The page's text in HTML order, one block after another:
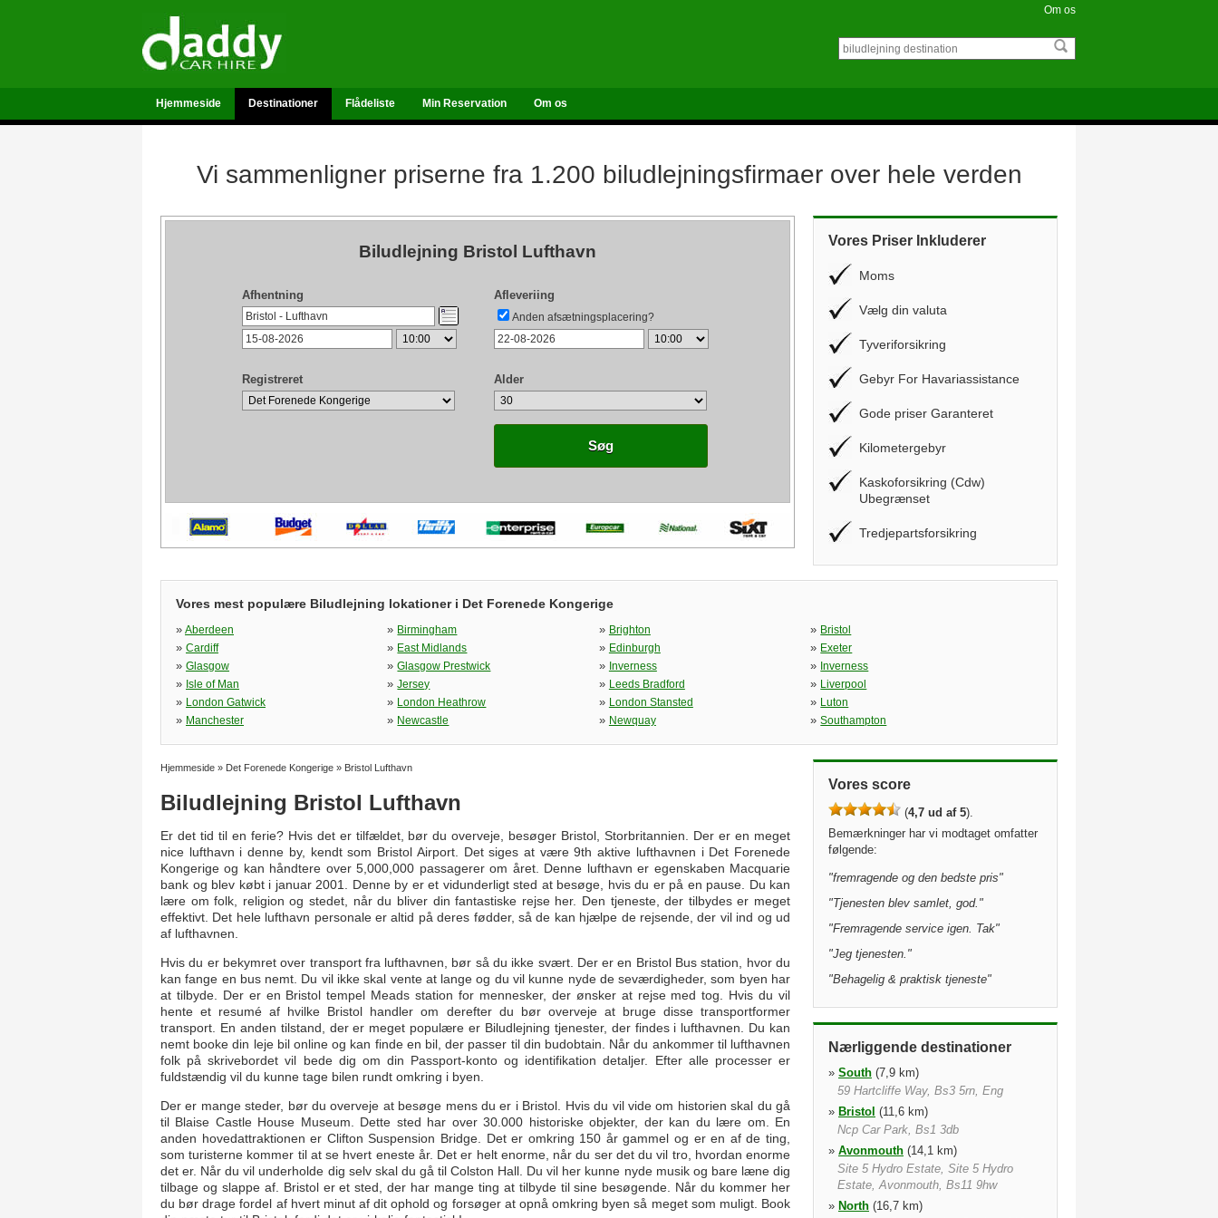
Om os
Hjemmeside Destinationer Flådeliste Min Reservation Om os
Vi sammenligner priserne fra 1.200 biludlejningsfirmaer over hele verden
Biludlejning Bristol Lufthavn
Afhentning Afleveriing
Anden afsætningsplacering?
Registreret Alder
Søg
Vores Priser Inkluderer
Moms
Vælg din valuta
Tyveriforsikring
Gebyr For Havariassistance
Gode priser Garanteret
Kilometergebyr
Kaskoforsikring (Cdw)
Ubegrænset
Tredjepartsforsikring
Vores mest populære Biludlejning lokationer i Det Forenede Kongerige
» Aberdeen » Birmingham » Brighton » Bristol
» Cardiff » East Midlands » Edinburgh » Exeter
» Glasgow »Glasgow Prestwick » Inverness » Inverness
» Isle of Man »Jersey » Leeds Bradford » Liverpool
» London Gatwick » London Heathrow » London Stansted » Luton
» Manchester » Newcastle » Newquay »Southampton
Hjemmeside » Det Forenede Kongerige » Bristol Lufthavn
Biludlejning Bristol Lufthavn
Er det tid til en ferie? Hvis det er tilfældet, bør du overveje, besøger Bristol, Storbritannien. Der er en meget
nice lufthavn i denne by, kendt som Bristol Airport. Det siges at være 9th aktive lufthavnen i Det Forenede
Kongerige og kan håndtere over 5,000,000 passagerer om året. Denne lufthavn er egenskaben Macquarie
bank og blev købt i januar 2001. Denne by er et vidunderligt sted at besøge, hvis du er på en pause. Du kan
lære om folk, religion og stedet, når du bliver din fantastiske rejse her. Den tjeneste, der tilbydes er meget
effektivt. Det hele lufthavn personale er altid på deres fødder, så de kan hjælpe de rejsende, der vil ind og ud
af lufthavnen.
Hvis du er bekymret over transport fra lufthavnen, bør så du ikke svært. Der er en Bristol Bus station, hvor du
kan fange en bus nemt. Du vil ikke skal vente at lange og du vil kunne nyde de seværdigheder, som byen har
at tilbyde. Der er en Bristol tempel Meads station for mennesker, der ønsker at rejse med tog. Hvis du vil
hente et resumé af hvilke Bristol handler om derefter du bør overveje at bruge disse transportformer
transport. En anden tilstand, der er meget populære er Biludlejning tjenester, der findes i lufthavnen. Du kan
nemt booke din leje bil online og kan finde en bil, der passer til din budobtain. Når du ankommer til lufthavnen
folk på skrivebordet vil bede dig om din Passport-konto og identifikation detaljer. Efter alle processer er
fuldstændig vil du kunne tage bilen rundt omkring i byen.
Der er mange steder, bør du overveje at besøge mens du er i Bristol. Hvis du vil vide om historien skal du gå
til Blaise Castle House Museum. Dette sted har over 30.000 historiske objekter, der kan du lære om. En
anden hovedattraktionen er Clifton Suspension Bridge. Det er omkring 150 år gammel og er en af de ting,
som turisterne kommer til at se hvert eneste år. Det er helt enorme, når du ser det du vil tro, hvordan enorme
det er. Når du vil underholde dig selv skal du gå til Colston Hall. Du vil her kunne nyde musik og bare læne dig
tilbage og slappe af. Bristol er et sted, der har mange ting at tilbyde til sine besøgende. Når du kommer her
du bør drage fordel af hvert minut af dit ophold og forsøger at opnå omkring byen så meget som muligt. Book
Vores score
(4,7 ud af 5).
Bemærkninger har vi modtaget omfatter
følgende:
"fremragende og den bedste pris"
"Tjenesten blev samlet, god. "
"Fremragende service igen. Tak"
"Jeg tjenesten. "
"Behagelig & praktisk tjeneste"
Nærliggende destinationer
» South (7,9 km)
59 Hartcliffe Way, Bs3 5rn, Eng
» Bristol (11,6 km)
Ncp Car Park, Bs1 3db
» Avonmouth (14,1 km)
Site 5 Hydro Estate, Site 5 Hydro
Estate, Avonmouth, Bs11 9hw
» North (16,7 km)